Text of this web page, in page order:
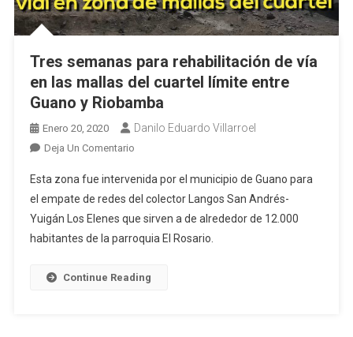
Tres semanas para rehabilitación de vía
en las mallas del cuartel límite entre
Guano y Riobamba
Enero 20, 2020 Danilo Eduardo Villarroel
Deja Un ComentarioEn
Semanas
Para
Rehabilitación
De
En
Esta zona fue intervenida por el municipio de Guano para
el empate de redes del colector Langos San Andrés-
Yuigán Los Elenes que sirven a de alrededor de 12.000
habitantes de la parroquia El Rosario.
Continue Reading